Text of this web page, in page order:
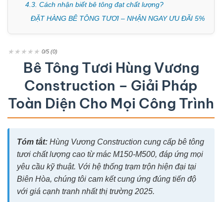
4.3. Cách nhận biết bê tông đạt chất lượng?
ĐẶT HÀNG BÊ TÔNG TƯƠI – NHẬN NGAY ƯU ĐÃI 5%
★ ★ ★ ★ ★ 0/5 (0)
Bê Tông Tươi Hùng Vương
Construction – Giải Pháp
Toàn Diện Cho Mọi Công Trình
Tóm tắt: Hùng Vương Construction cung cấp bê tông
tươi chất lượng cao từ mác M150-M500, đáp ứng mọi
yêu cầu kỹ thuật. Với hệ thống trạm trộn hiện đại tại
Biên Hòa, chúng tôi cam kết cung ứng đúng tiến độ
với giá cạnh tranh nhất thị trường 2025.